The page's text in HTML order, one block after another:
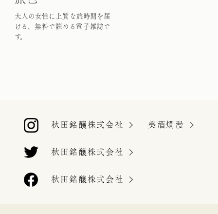
大人の女性に上質な旅時間を届
ける、 無料で読める電子雑誌で
す。
秋田銘醸株式会社 美酒爛漫
秋田銘醸株式会社
秋田銘醸株式会社